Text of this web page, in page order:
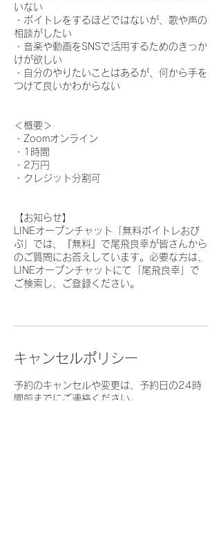
いない
・ボイトレをするほどではないが、歌や声の
相談がしたい
・音楽や動画をSNSで活用するためのきっか
けが欲しい
・自分のやりたいことはあるが、何から手を
つけて良いかわからない
＜概要＞
・Zoomオンライン
・1時間
・2万円
・クレジット分割可
【お知らせ】
LINEオープンチャット「無料ボイトレおび
ぶ」では、『無料』で尾飛良幸が皆さんから
のご質問にお答えしています。必要な方は、
LINEオープンチャットにて「尾飛良幸」で
ご検索し、ご登録ください。
キャンセルポリシー
予約のキャンセルや変更は、予約日の24時
間前までにご連絡ください。